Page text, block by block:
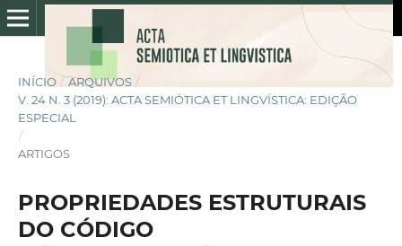
INÍCIO / ARQUIVOS /
V. 24 N. 3 (2019): ACTA SEMIÓTICA ET LINGVÍSTICA: EDIÇÃO
ESPECIAL
/
ARTIGOS
PROPRIEDADES ESTRUTURAIS
DO CÓDIGO